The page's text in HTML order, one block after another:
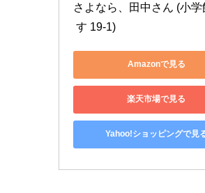
さよなら、田中さん (小
す 19-1)
Amazonで見る
楽天市場で見る
Yahoo!ショッピングで見